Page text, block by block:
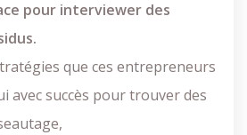
pour interviewer des
que ces entrepreneurs
avec succès pour trouver des